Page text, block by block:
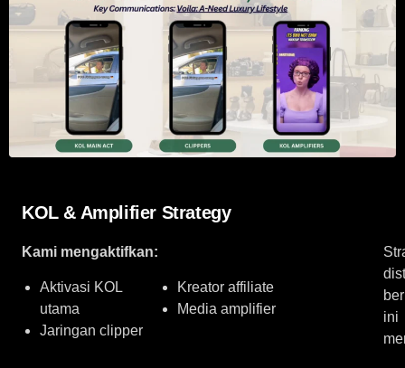
KOL & Amplifier Strategy
Kami mengaktifkan:
Aktivasi KOL
utama
Jaringan clipper
Kreator affiliate
Media amplifier
ini